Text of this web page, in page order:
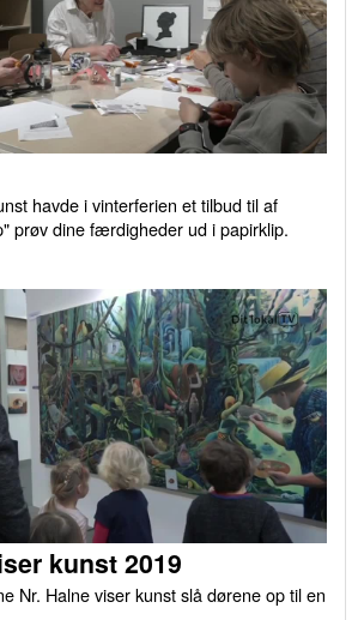
havde i vinterferien et tilbud til af
prøv dine færdigheder ud i papirklip.
kunst 2019
Nr. Halne viser kunst slå dørene op til en